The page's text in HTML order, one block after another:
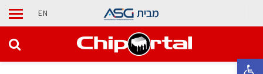
פתח סרגל נגישות
מבית EN